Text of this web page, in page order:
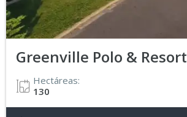
Greenville Polo & Resort
Hectáreas:
130